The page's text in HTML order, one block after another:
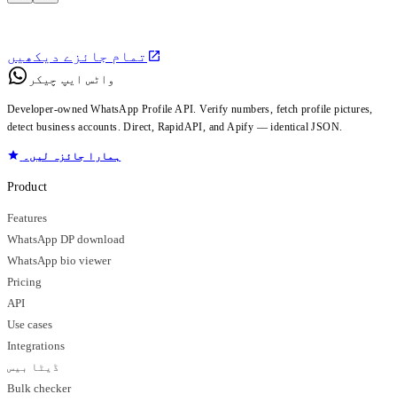
تمام جائزے دیکھیں
واٹس ایپ چیکر
Developer-owned WhatsApp Profile API. Verify numbers, fetch profile pictures,
detect business accounts. Direct, RapidAPI, and Apify — identical JSON.
ہمارا جائزہ لیں۔
Product
Features
WhatsApp DP download
WhatsApp bio viewer
Pricing
API
Use cases
Integrations
ڈیٹا بیس
Bulk checker